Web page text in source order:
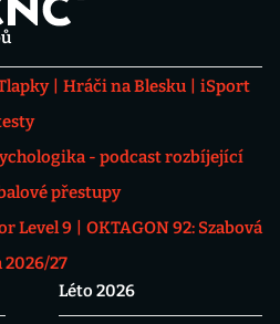
Hráči na Blesku
iSport
- podcast rozbíjející
přestupy
Level 9
OKTAGON 92: Szabová
2026/27
Léto 2026